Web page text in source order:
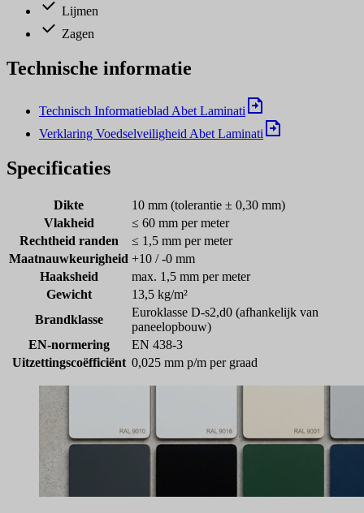
Lijmen
Zagen
Technische informatie
Technisch Informatieblad Abet Laminati
Verklaring Voedselveiligheid Abet Laminati
Specificaties
Dikte
10 mm (tolerantie ± 0,30 mm)
Vlakheid
≤ 60 mm per meter
Rechtheid randen
≤ 1,5 mm per meter
Maatnauwkeurigheid +10 / -0 mm
Haaksheid
max. 1,5 mm per meter
Gewicht
13,5 kg/m²
Brandklasse
Euroklasse D-s2,d0 (afhankelijk van
paneelopbouw)
EN-normering
EN 438-3
Uitzettingscoëfficiënt 0,025 mm p/m per graad